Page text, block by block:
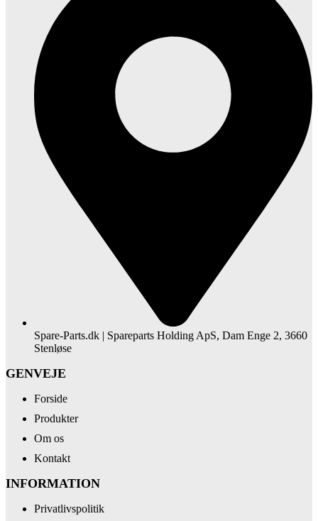
Spare-Parts.dk | Spareparts Holding ApS, Dam Enge 2, 3660
Stenløse
GENVEJE
Forside
Produkter
Om os
Kontakt
INFORMATION
Privatlivspolitik